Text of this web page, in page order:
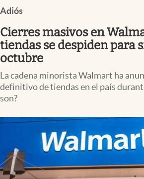
Espiritual
Streaming
PC y mobile
Lifestyle
Adiós
Cierres masivos en
tiendas se despiden para
octubre
La cadena minorista Walmart ha
definitivo de tiendas en el país
son?